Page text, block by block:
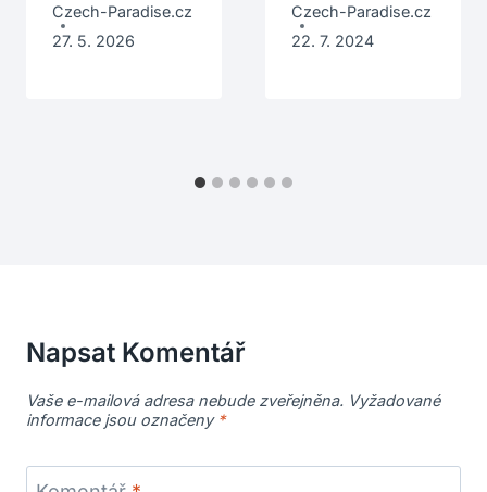
Czech-Paradise.cz
27. 5. 2026
Czech-Paradise.cz
22. 7. 2024
Napsat Komentář
Vaše e-mailová adresa nebude zveřejněna. Vyžadované
informace jsou označeny *